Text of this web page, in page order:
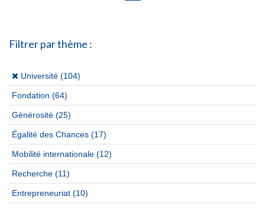
Filtrer par thème :
(x)
Université (104)
Fondation (64)
Générosité (25)
Égalité des Chances (17)
Mobilité internationale (12)
Recherche (11)
Entrepreneuriat (10)